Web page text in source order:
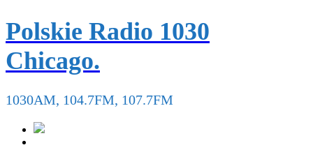
Polskie Radio 1030
Chicago.
1030AM, 104.7FM, 107.7FM